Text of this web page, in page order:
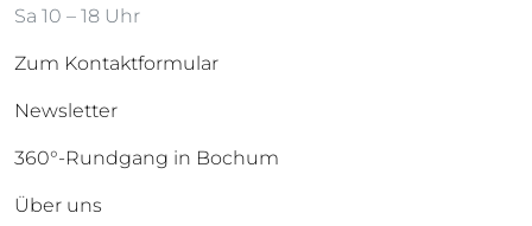
Sa 10 – 18 Uhr
Zum Kontaktformular
Newsletter
360°-Rundgang in Bochum
Über uns